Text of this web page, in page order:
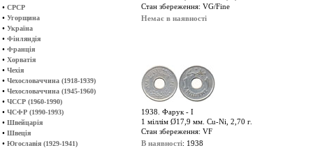
• СРСР
• Угорщина
• Україна
• Фінляндія
• Франція
• Хорватія
• Чехія
• Чехословаччина (1918-1939)
• Чехословаччина (1945-1960)
• ЧССР (1960-1990)
• ЧСФР (1990-1993)
• Швейцарія
• Швеція
• Югославія (1929-1941)
Стан збереження: VG/Fine
Немає в наявності
1938. Фарук - I
1 міллім Ø17,9 мм. Cu-Ni, 2,70 г.
Стан збереження: VF
В наявності: 1938